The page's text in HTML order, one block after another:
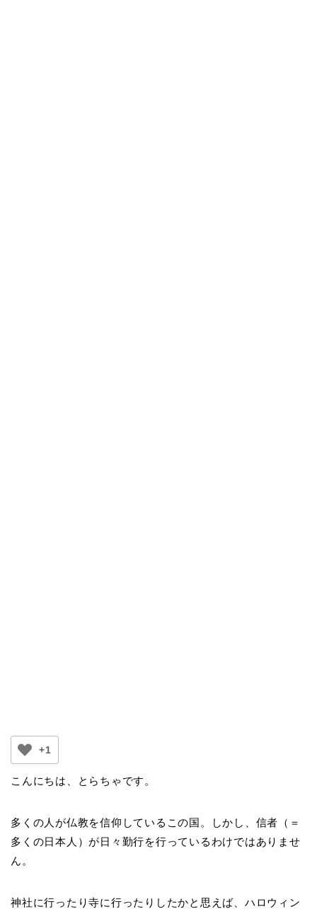
+1
こんにちは、とらちゃです。
多くの人が仏教を信仰しているこの国。しかし、信者（＝
多くの日本人）が日々勤行を行っているわけではありませ
ん。
神社に行ったり寺に行ったりしたかと思えば、ハロウィン